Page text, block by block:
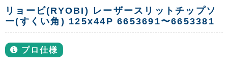
リョービ(RYOBI) レーザースリットチップソ
ー(すくい角) 125x44P 6653691〜6653381
プロ仕様